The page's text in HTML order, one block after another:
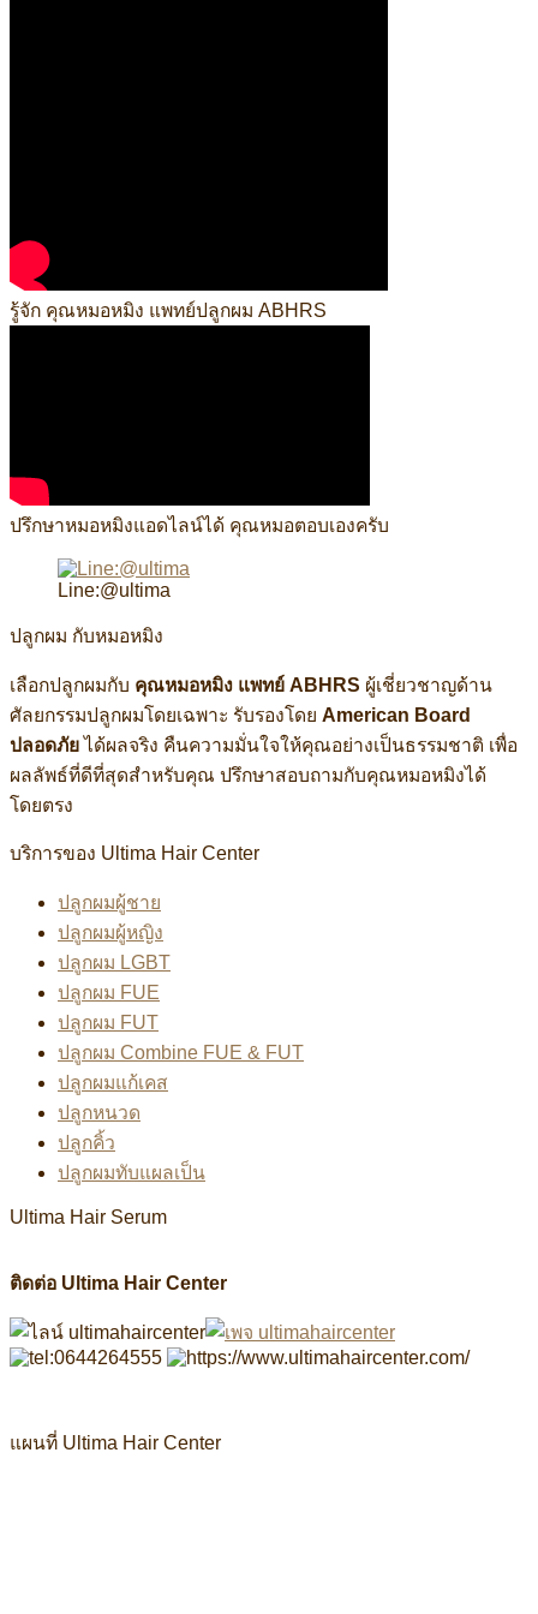
รู้จัก คุณหมอหมิง แพทย์ปลูกผม ABHRS
ปรึกษาหมอหมิงแอดไลน์ได้ คุณหมอตอบเองครับ
Line:@ultima
ปลูกผม กับหมอหมิง
เลือกปลูกผมกับ คุณหมอหมิง แพทย์ ABHRS ผู้เชี่ยวชาญด้าน
ศัลยกรรมปลูกผมโดยเฉพาะ รับรองโดย American Board
ปลอดภัยได้ผลจริง คืนความมั่นใจให้คุณอย่างเป็นธรรมชาติ เพื่อ
ผลลัพธ์ที่ดีที่สุดสำหรับคุณ ปรึกษาสอบถามกับคุณหมอหมิงได้
โดยตรง
บริการของ Ultima Hair Center
ปลูกผมผู้ชาย
ปลูกผมผู้หญิง
ปลูกผม LGBT
ปลูกผม FUE
ปลูกผม FUT
ปลูกผม Combine FUE & FUT
ปลูกผมแก้เคส
ปลูกหนวด
ปลูกคิ้ว
ปลูกผมทับแผลเป็น
Ultima Hair Serum
ติดต่อ Ultima Hair Center
แผนที่ Ultima Hair Center